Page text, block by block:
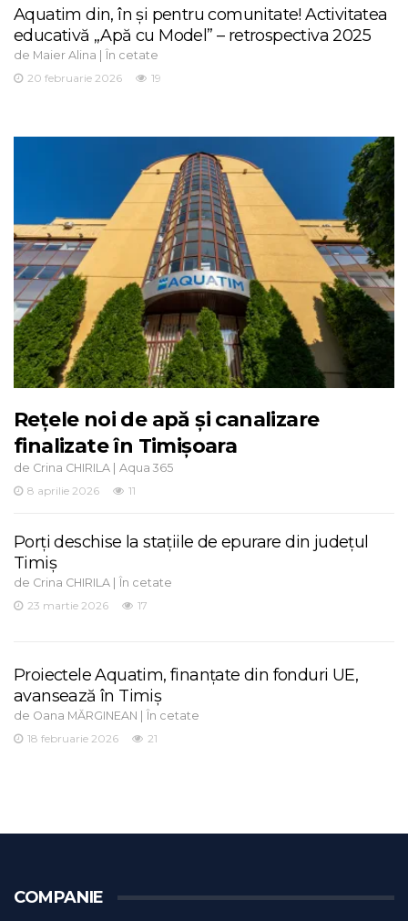
Aquatim din, în și pentru comunitate! Activitatea
educativă „Apă cu Model” – retrospectiva 2025
de Maier Alina | În cetate
20 februarie 2026
19
Rețele noi de apă și canalizare
finalizate în Timișoara
de Crina CHIRILA | Aqua 365
8 aprilie 2026
11
Porți deschise la stațiile de epurare din județul
Timiș
de Crina CHIRILA | În cetate
23 martie 2026
17
Proiectele Aquatim, finanțate din fonduri UE,
avansează în Timiș
de Oana MĂRGINEAN | În cetate
18 februarie 2026
21
COMPANIE